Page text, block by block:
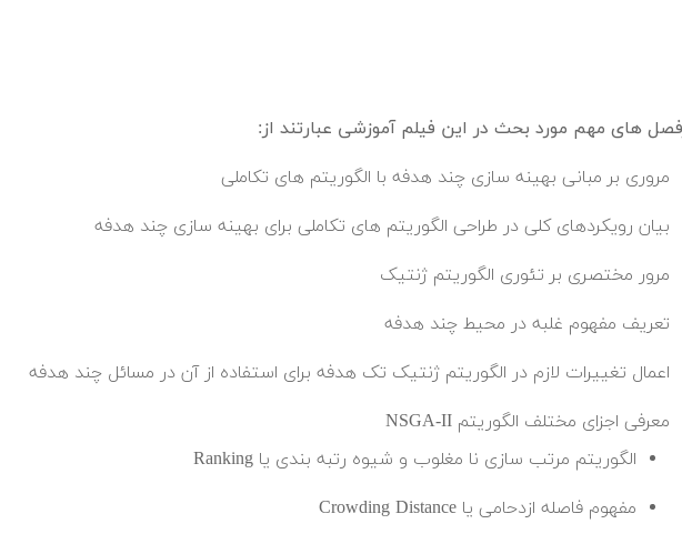
های مهم مورد بحث در این فیلم آموزشی عبارتند از:
مروری بر مبانی بهینه سازی چند هدفه با الگوریتم های تکاملی
بیان رویکردهای کلی در طراحی الگوریتم های تکاملی برای بهینه سازی چند هدفه
مرور مختصری بر تئوری الگوریتم ژنتیک
تعریف مفهوم غلبه در محیط چند هدفه
اعمال تغییرات لازم در الگوریتم ژنتیک تک هدفه برای استفاده از آن در مسائل چند هدفه
معرفی اجزای مختلف الگوریتم NSGA-II
الگوریتم مرتب سازی نا مغلوب و شیوه رتبه بندی یا Ranking
مفهوم فاصله ازدحامی یا Crowding Distance